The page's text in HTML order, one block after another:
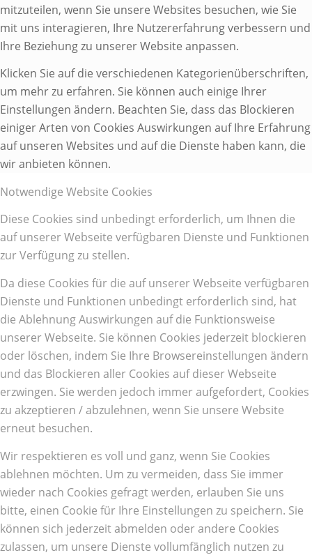
mitzuteilen, wenn Sie unsere Websites besuchen, wie Sie
mit uns interagieren, Ihre Nutzererfahrung verbessern und
Ihre Beziehung zu unserer Website anpassen.
Klicken Sie auf die verschiedenen Kategorienüberschriften,
um mehr zu erfahren. Sie können auch einige Ihrer
Einstellungen ändern. Beachten Sie, dass das Blockieren
einiger Arten von Cookies Auswirkungen auf Ihre Erfahrung
auf unseren Websites und auf die Dienste haben kann, die
wir anbieten können.
Notwendige Website Cookies
Diese Cookies sind unbedingt erforderlich, um Ihnen die
auf unserer Webseite verfügbaren Dienste und Funktionen
zur Verfügung zu stellen.
Da diese Cookies für die auf unserer Webseite verfügbaren
Dienste und Funktionen unbedingt erforderlich sind, hat
die Ablehnung Auswirkungen auf die Funktionsweise
unserer Webseite. Sie können Cookies jederzeit blockieren
oder löschen, indem Sie Ihre Browsereinstellungen ändern
und das Blockieren aller Cookies auf dieser Webseite
erzwingen. Sie werden jedoch immer aufgefordert, Cookies
zu akzeptieren / abzulehnen, wenn Sie unsere Website
erneut besuchen.
Wir respektieren es voll und ganz, wenn Sie Cookies
ablehnen möchten. Um zu vermeiden, dass Sie immer
wieder nach Cookies gefragt werden, erlauben Sie uns
bitte, einen Cookie für Ihre Einstellungen zu speichern. Sie
können sich jederzeit abmelden oder andere Cookies
zulassen, um unsere Dienste vollumfänglich nutzen zu